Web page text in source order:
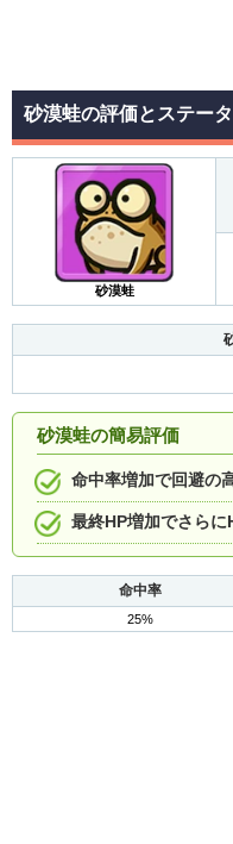
砂漠蛙の評価とステー
砂漠蛙
砂漠蛙の簡易評価
命中率増加で回避の
最終HP増加でさらに
命中率
25%